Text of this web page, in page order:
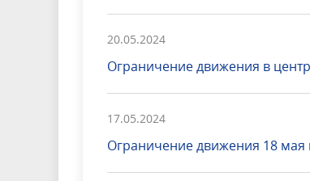
20.05.2024
Ограничение движения в
17.05.2024
Ограничение движения 18 мая